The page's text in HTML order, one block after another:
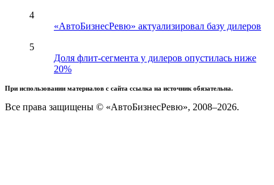
4
«АвтоБизнесРевю» актуализировал базу дилеров
5
Доля флит-сегмента у дилеров опустилась ниже
20%
При использовании материалов с сайта ссылка на источник обязательна.
Все права защищены © «АвтоБизнесРевю», 2008–2026.